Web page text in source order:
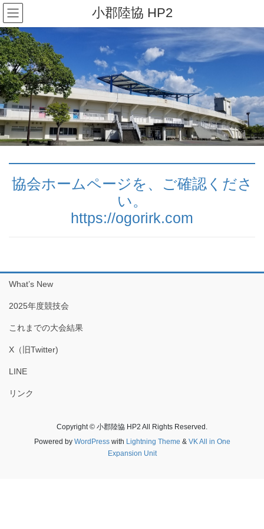
コ
ン
テ
ン
ツ
へ
ス
キ
ッ
プ
ナ
ビ
ゲ
ー
シ
ョ
ン
に
移
動
小郡陸協 HP2
協会ホームページを、ご確認くださ
い。
https://ogorirk.com
What’s New
2025年度競技会
これまでの大会結果
X（旧Twitter)
LINE
リンク
Copyright © 小郡陸協 HP2 All Rights Reserved.
Powered by WordPresswith Lightning Theme & VK All in One
Expansion Unit